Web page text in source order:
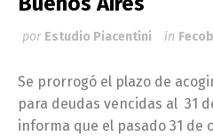
por Estudio Piacentini in
Se prorrogó el plazo de
para deudas vencidas al 31
informa que el pasado 31 de